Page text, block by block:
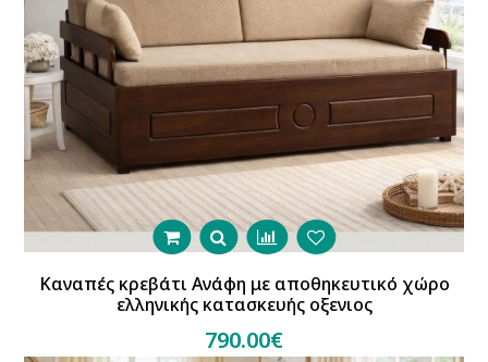
Καναπές κρεβάτι Ανάφη με αποθηκευτικό χώρο
ελληνικής κατασκευής οξενιος
790.00€